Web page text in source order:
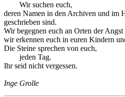
Wir suchen euch,
deren Namen in den Archiven und im
geschrieben sind.
Wir begegnen euch an Orten der
wir erkennen euch in euren Kindern
Die Steine sprechen von euch,
jeden Tag.
Ihr seid nicht vergessen.
Inge Grolle